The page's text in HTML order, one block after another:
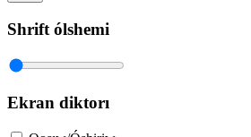
Shrift ólshemi
Ekran diktorı